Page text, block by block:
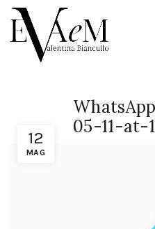
12
MAG
05-11-at-